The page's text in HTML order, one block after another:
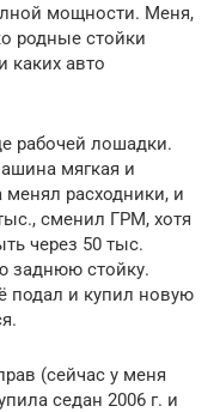
мощности. Меня,
родные стойки
каких авто
рабочей лошадки.
мягкая и
менял расходники, и
сменил ГРМ, хотя
через 50 тыс.
заднюю стойку.
подал и купил новую
(сейчас у меня
седан 2006 г. и